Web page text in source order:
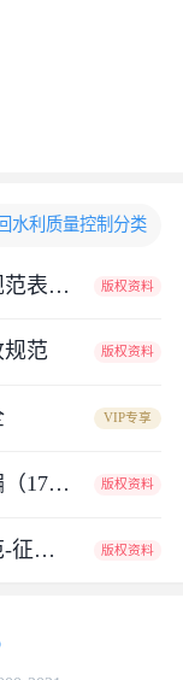
水利质量控制分类
某建筑工程土建施工质量验收规范表格（全套） 版权资料
规范 版权资料
VIP专享
建筑工程施工质量验收规范汇编（17篇word版） 版权资料
绿色建筑工程施工质量验收规范-征求意见稿 版权资料